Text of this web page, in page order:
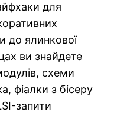
для
до ялинкової
ви знайдете
схеми
фіалки з бісеру
запити